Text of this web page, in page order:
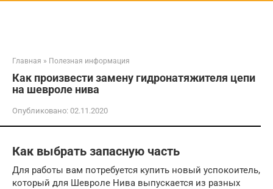
Главная » Полезная информация
Как произвести замену гидронатяжителя цепи
на шевроле нива
Опубликовано: 02.11.2020
Как выбрать запасную часть
Для работы вам потребуется купить новый успокоитель,
который для Шевроле Нива выпускается из разных